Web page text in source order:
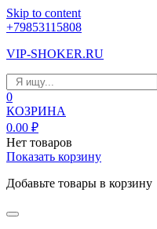
Skip to content
+79853115808
VIP-SHOKER.RU
0
КОЗРИНА
0.00 ₽
Нет товаров
Показать корзину
Добавьте товары в корзину